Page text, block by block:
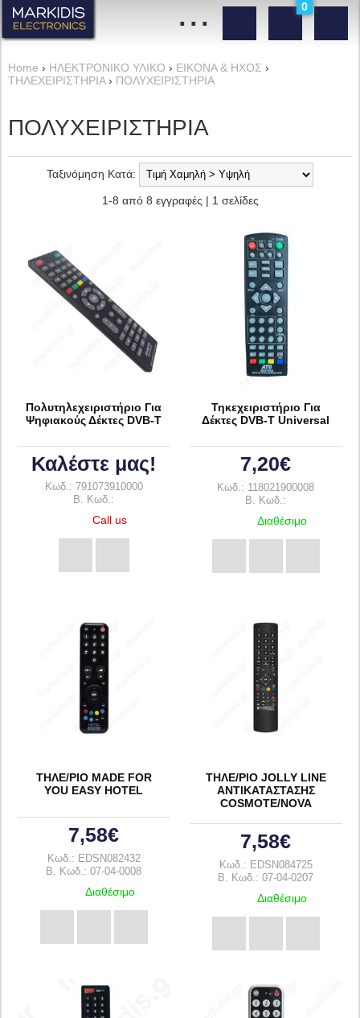
0
...
Home › ΗΛΕΚΤΡΟΝΙΚΟ ΥΛΙΚΟ › ΕΙΚΟΝΑ & ΗΧΟΣ ›
ΤΗΛΕΧΕΙΡΙΣΤΗΡΙΑ› ΠΟΛΥΧΕΙΡΙΣΤΗΡΙΑ
ΠΟΛΥΧΕΙΡΙΣΤΗΡΙΑ
Ταξινόμηση Κατά:
1-8 από 8 εγγραφές | 1 σελίδες
Πολυτηλεχειριστήριο Για
Ψηφιακούς Δέκτες DVB-T
Καλέστε μας!
Κωδ.: 791073910000
B. Κωδ.:
Call us
Τηκεχειριστήριο Για
Δέκτες DVB-T Universal
7,20€
Κωδ.: 118021900008
B. Κωδ.:
Διαθέσιμο
ΤΗΛΕ/ΡΙΟ MADE FOR
YOU EASY HOTEL
7,58€
Κωδ.: EDSN082432
B. Κωδ.: 07-04-0008
Διαθέσιμο
ΤΗΛΕ/ΡΙΟ JOLLY LINE
ΑΝΤΙΚΑΤΑΣΤΑΣΗΣ
COSMOTE/NOVA
7,58€
Κωδ.: EDSN084725
B. Κωδ.: 07-04-0207
Διαθέσιμο